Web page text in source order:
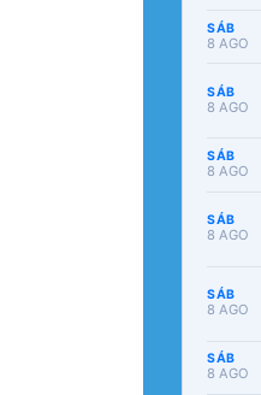
SÁB
8 AGO
SÁB
8 AGO
SÁB
8 AGO
SÁB
8 AGO
SÁB
8 AGO
SÁB
8 AGO